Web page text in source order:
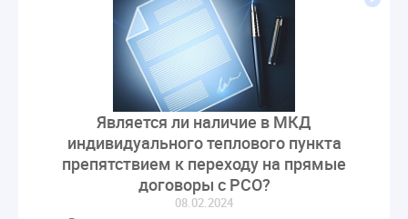
Комиссия РСПП по ЖКХ
Конституционный Суд
Кошелев Пахомов
Лицензии М.Геллер
Награды Новая УК
ПМЭФ-2024
ПМЮФ-2024
Перепланировка ОДИ
Поручение Президента
Правительства РФ
Правительство диагностика
Праздники
РКЦ
Разъяснения
Регулирование Малахов
Резолюция
Является ли наличие в МКД
индивидуального теплового пункта
препятствием к переходу на прямые
договоры с РСО?
08.02.2024